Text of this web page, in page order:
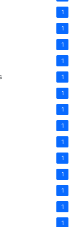
1
1
1
1
1
1
1
1
1
1
1
1
1
1